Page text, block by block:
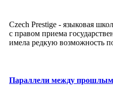
Czech Prestige - языковая
с правом приема
имела редкую возможность
Параллели между